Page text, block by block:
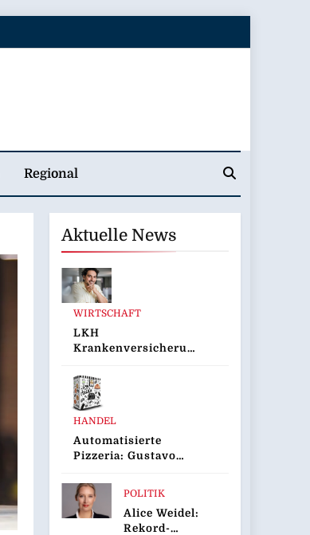
Regional
Aktuelle News
WIRTSCHAFT
LKH
Krankenversicherung
Ausgezeichnet
HANDEL
Automatisierte
Pizzeria: Gustavo
Innovationsprojekt
„Gustavomat“ An
Den Start
POLITIK
Alice Weidel:
Rekord-